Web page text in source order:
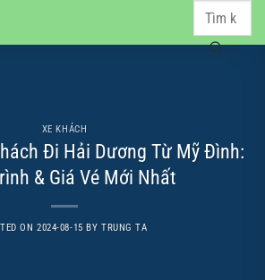
XE KHÁCH
Đi Hải Dương Từ Mỹ Đình:
& Giá Vé Mới Nhất
ON2024-08-15 BY TRUNG TA